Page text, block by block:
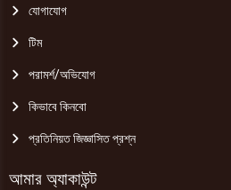
যোগাযোগ
টিম
পরামর্শ/অভিযোগ
কিভাবে কিনবো
প্রতিনিয়ত জিজ্ঞাসিত প্রশ্ন
আমার অ্যাকাউন্ট